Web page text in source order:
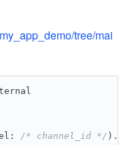
tree/mai
/* channel_id */